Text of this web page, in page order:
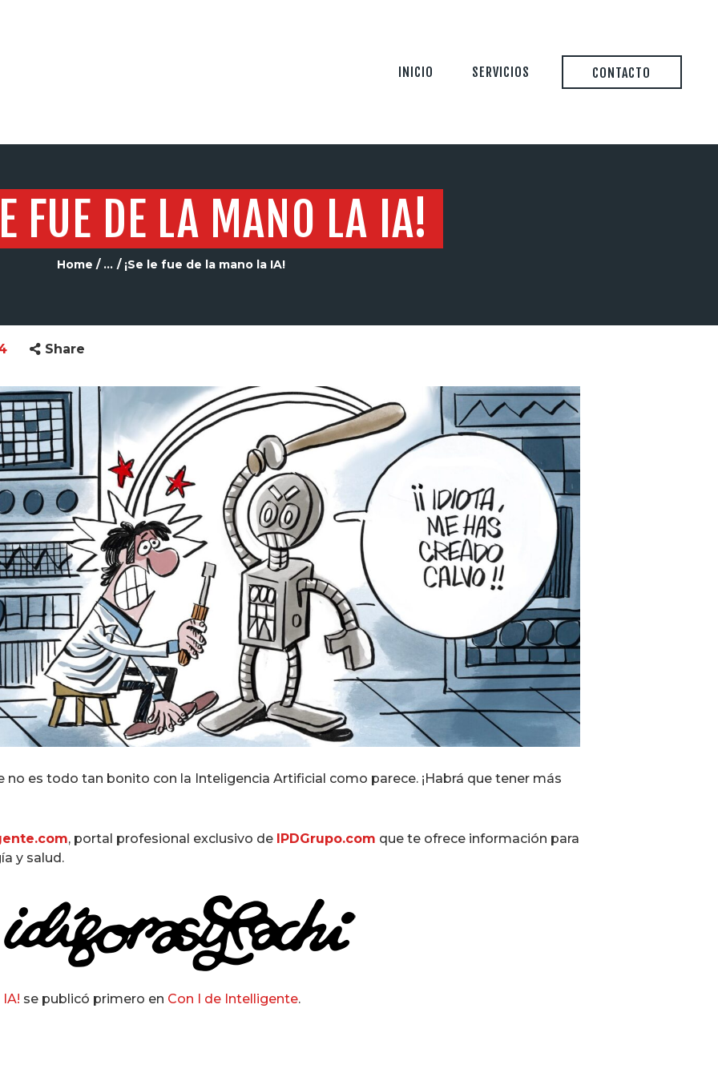
INICIO SERVICIOS CONTACTO
FUE DE LA MANO LA IA!
Home ... ¡Se le fue de la mano la IA!
Share
no es todo tan bonito con la Inteligencia Artificial como parece. ¡Habrá que tener más
, portal profesional exclusivo de IPDGrupo.com que te ofrece información para
y salud.
se publicó primero en Con I de Intelligente.